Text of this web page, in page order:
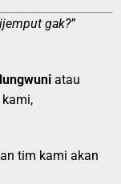
gak?”
atau
tim kami akan